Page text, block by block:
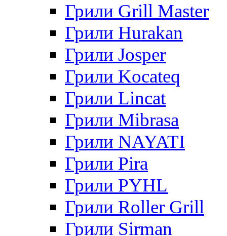
Грили Grill Master
Грили Hurakan
Грили Josper
Грили Kocateq
Грили Lincat
Грили Mibrasa
Грили NAYATI
Грили Pira
Грили PYHL
Грили Roller Grill
Грили Sirman